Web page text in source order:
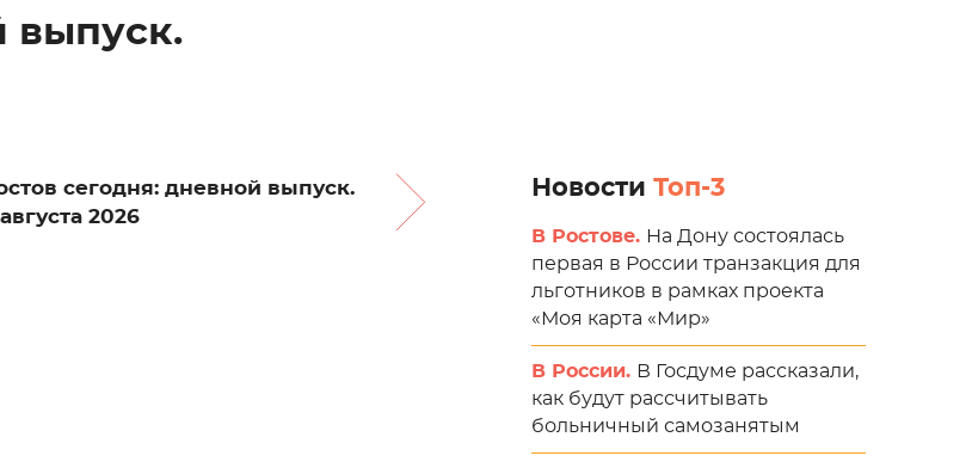
выпуск.
сегодня: дневной выпуск.
2026
Новости Топ-3
В Ростове. На Дону состоялась
первая в России транзакция для
льготников в рамках проекта
«Моя карта «Мир»
В России. В Госдуме рассказали,
как будут рассчитывать
больничный самозанятым